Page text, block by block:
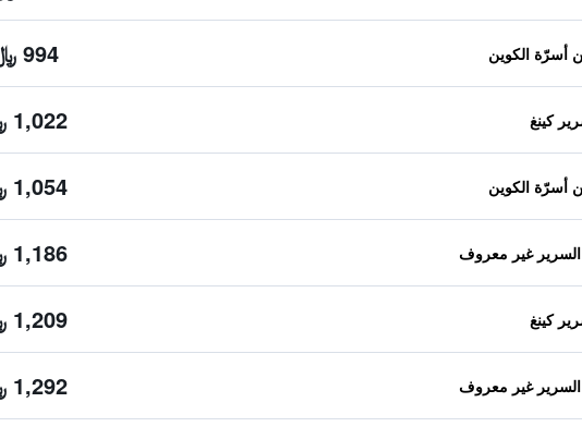
994 ﷼
1,022 ﷼
1,054 ﷼
1,186 ﷼
1,209 ﷼
1,292 ﷼